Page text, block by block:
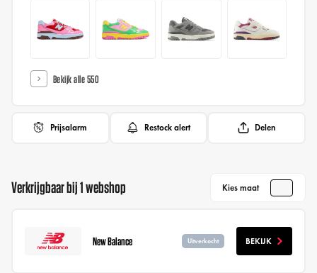
Bekijk alle 550
Prijsalarm Restock alert Delen
Verkrijgbaar bij 1 webshop Kies maat
New Balance Uitverkocht BEKIJK